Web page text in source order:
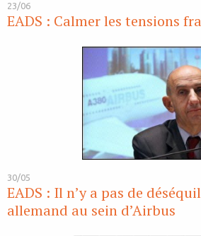
23/06
EADS : Calmer les tensions
30/05
EADS : Il n’y a pas de
allemand au sein d’Airbus